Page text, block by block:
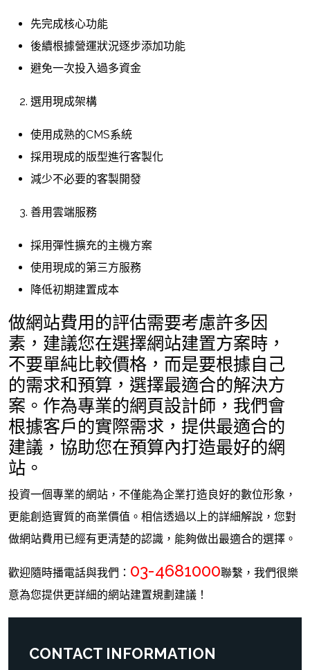
先完成核心功能
後續根據營運狀況逐步添加功能
避免一次投入過多資金
選用現成架構
使用成熟的CMS系統
採用現成的版型進行客製化
減少不必要的客製開發
善用雲端服務
採用彈性擴充的主機方案
使用現成的第三方服務
降低初期建置成本
做網站費用的評估需要考慮許多因
素，建議您在選擇網站建置方案時，
不要單純比較價格，而是要根據自己
的需求和預算，選擇最適合的解決方
案。作為專業的網頁設計師，我們會
根據客戶的實際需求，提供最適合的
建議，協助您在預算內打造最好的網
站。
投資一個專業的網站，不僅能為企業打造良好的數位形象，
更能創造實質的商業價值。相信透過以上的詳細解說，您對
做網站費用已經有更清楚的認識，能夠做出最適合的選擇。
歡迎隨時播電話與我們： 03-4681000聯繫，我們很樂
意為您提供更詳細的網站建置規劃建議！
CONTACT INFORMATION